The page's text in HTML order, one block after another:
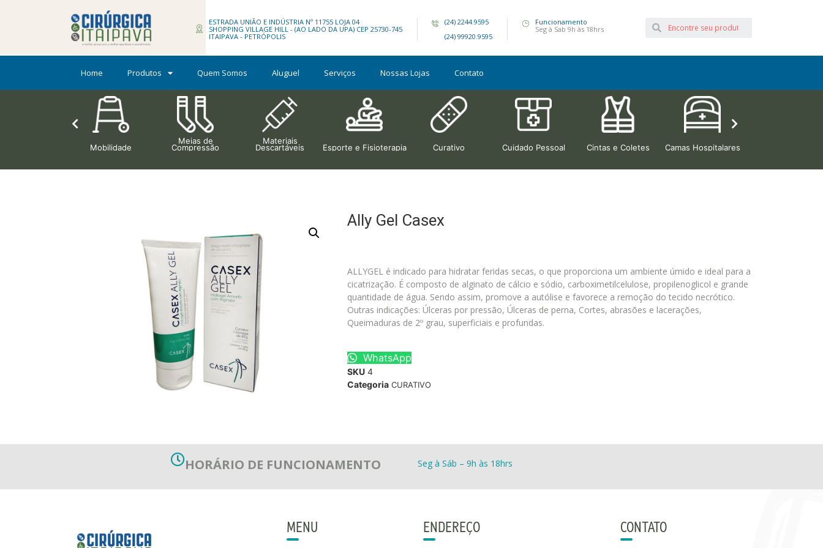
ESTRADA UNIÃO E INDÚSTRIA Nº 11755 LOJA 04
SHOPPING VILLAGE HILL - (AO LADO DA UPA) CEP 25730-745
ITAIPAVA - PETRÓPOLIS
(24) 2244.9595
(24) 99920.9595
Funcionamento
Seg à Sab 9h às 18hrs
Home Produtos Quem Somos Aluguel Serviços Nossas Lojas Contato
Mobilidade
Meias de
Compressão
Materiais
Descartáveis Esporte e Fisioterapia Curativo Cuidado Pessoal Cintas e Coletes Camas Hospitalares
Ally Gel Casex
ALLYGEL é indicado para hidratar feridas secas, o que proporciona um ambiente úmido e ideal para a
cicatrização. É composto de alginato de cálcio e sódio, carboximetilcelulose, propilenoglicol e grande
quantidade de água. Sendo assim, promove a autólise e favorece a remoção do tecido necrótico.
Outras indicações: Úlceras por pressão, Úlceras de perna, Cortes, abrasões e lacerações,
Queimaduras de 2º grau, superficiais e profundas.
WhatsApp
SKU 4
Categoria CURATIVO
HORÁRIO DE FUNCIONAMENTO Seg à Sáb – 9h às 18hrs
MENU ENDEREÇO CONTATO